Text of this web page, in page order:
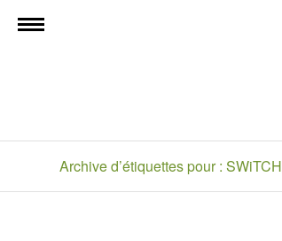
Archive d’étiquettes pour : SWiTCH